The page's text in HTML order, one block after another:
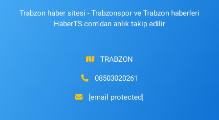
Trabzon haber sitesi - Trabzonspor ve Trabzon haberleri
HaberTS.com'dan anlık takip edilir
TRABZON
08503020261
[email protected]